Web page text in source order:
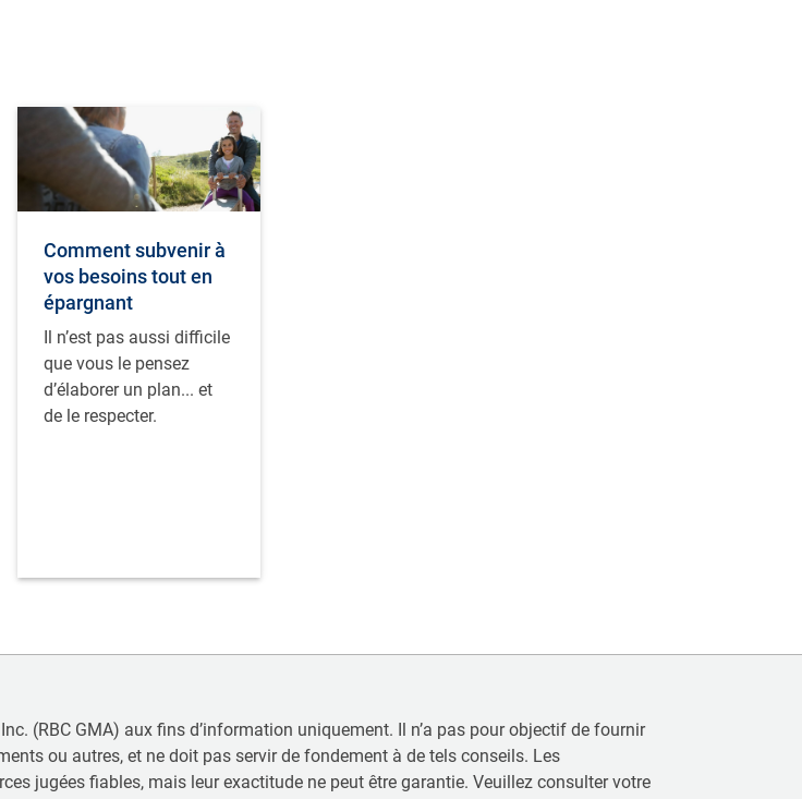
Comment subvenir à
vos besoins tout en
épargnant
Il n’est pas aussi difficile
que vous le pensez
d’élaborer un plan... et
de le respecter.
(RBC GMA) aux fins d’information uniquement. Il n’a pas pour objectif de fournir
ou autres, et ne doit pas servir de fondement à de tels conseils. Les
jugées fiables, mais leur exactitude ne peut être garantie. Veuillez consulter votre